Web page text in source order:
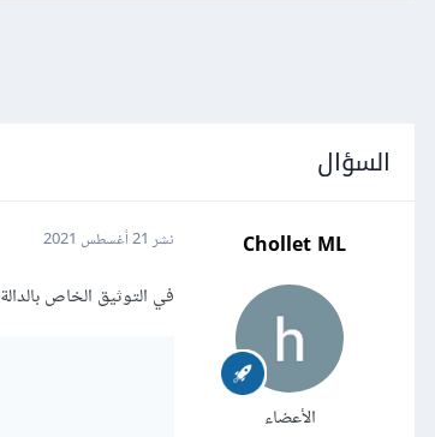
السؤال
Chollet ML
الأعضاء
نشر 21 أغسطس 2021
في التوثيق الخاص بالدالة softmax في تنسرفلو يتم تعريف الدالة بالشكل التالي :